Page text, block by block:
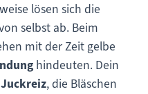
lösen sich die
selbst ab. Beim
mit der Zeit gelbe
hindeuten. Dein
Juckreiz, die Bläschen